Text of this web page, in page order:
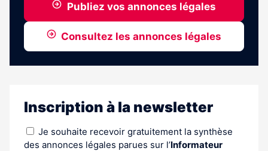
Publiez vos annonces légales
Consultez les annonces légales
Inscription à la newsletter
Je souhaite recevoir gratuitement la synthèse
des annonces légales parues sur l’Informateur